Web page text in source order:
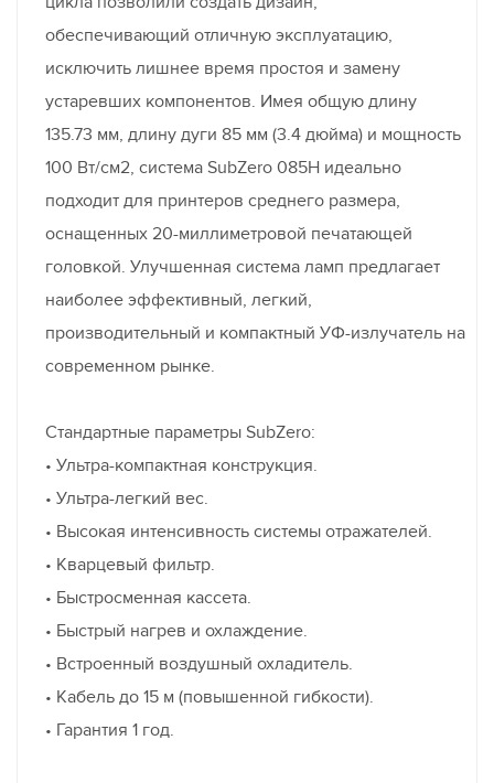
обеспечивающий отличную эксплуатацию,
исключить лишнее время простоя и замену
устаревших компонентов. Имея общую длину
135.73 мм, длину дуги 85 мм (3.4 дюйма) и мощность
100 Вт/см2, система SubZero 085H идеально
подходит для принтеров среднего размера,
оснащенных 20-миллиметровой печатающей
головкой. Улучшенная система ламп предлагает
наиболее эффективный, легкий,
производительный и компактный УФ-излучатель на
современном рынке.
Стандартные параметры SubZero:
• Ультра-компактная конструкция.
• Ультра-легкий вес.
• Высокая интенсивность системы отражателей.
• Кварцевый фильтр.
• Быстросменная кассета.
• Быстрый нагрев и охлаждение.
• Встроенный воздушный охладитель.
• Кабель до 15 м (повышенной гибкости).
• Гарантия 1 год.